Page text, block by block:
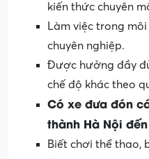
kiến thức chuyên
Làm việc trong
chuyên nghiệp.
Được hưởng đầy đủ
chế độ khác theo
Có xe đưa đón
thành Hà Nội
Biết chơi thể thao,